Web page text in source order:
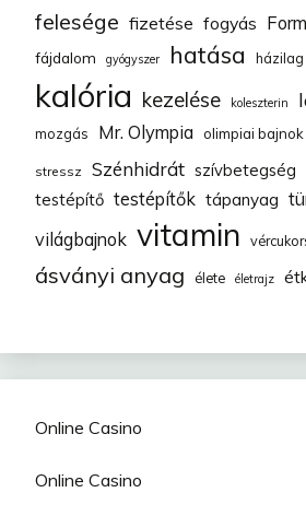
felesége fizetése fogyás
fájdalom gyógyszer hatása házilag
kalória kezelése koleszterin
mozgás Mr. Olympia olimpiai bajnok
stressz Szénhidrát szívbetegség
testépítő testépítők tápanyag
világbajnok vitamin
ásványi anyag élete életrajz
Online Casino
Online Casino